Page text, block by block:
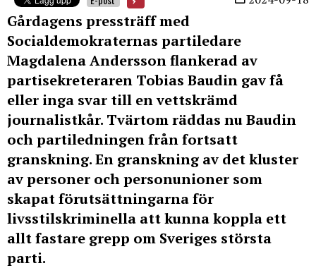
Gårdagens pressträff med
Socialdemokraternas partiledare
Magdalena Andersson flankerad av
partisekreteraren Tobias Baudin gav få
eller inga svar till en vettskrämd
journalistkår. Tvärtom räddas nu Baudin
och partiledningen från fortsatt
granskning. En granskning av det kluster
av personer och personunioner som
skapat förutsättningarna för
livsstilskriminella att kunna koppla ett
allt fastare grepp om Sveriges största
parti.